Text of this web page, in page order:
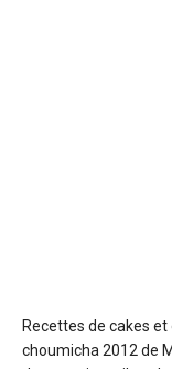
Recettes de cakes
choumicha 2012 de